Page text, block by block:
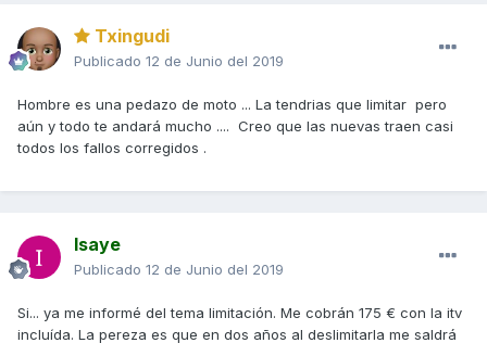
Txingudi
Publicado 12 de Junio del 2019
Hombre es una pedazo de moto ... La tendrias que limitar pero
aún y todo te andará mucho .... Creo que las nuevas traen casi
todos los fallos corregidos .
Isaye
Publicado 12 de Junio del 2019
Si... ya me informé del tema limitación. Me cobrán 175 € con la itv
incluída. La pereza es que en dos años al deslimitarla me saldrá